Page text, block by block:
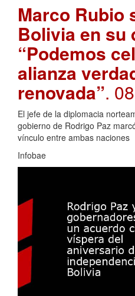
Marco Rubio
Bolivia en su
“Podemos
alianza
renovada”.
El jefe de la diplomacia
gobierno de Rodrigo Paz
vínculo entre ambas naciones
Infobae